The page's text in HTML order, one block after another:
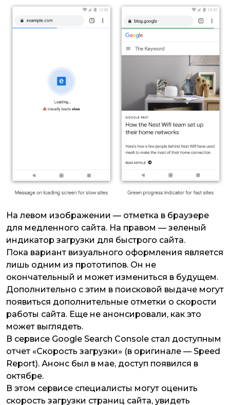
На левом изображении — отметка в браузере
для медленного сайта. На правом — зеленый
индикатор загрузки для быстрого сайта.
Пока вариант визуального оформления является
лишь одним из прототипов. Он не
окончательный и может измениться в будущем.
Дополнительно с этим в поисковой выдаче могут
появиться дополнительные отметки о скорости
работы сайта. Еще не анонсировали, как это
может выглядеть.
В сервисе Google Search Console стал доступным
отчет «Скорость загрузки» (в оригинале — Speed
Report). Анонс был в мае, доступ появился в
октябре.
В этом сервисе специалисты могут оценить
скорость загрузки страниц сайта, увидеть